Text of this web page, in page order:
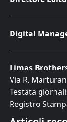
Digital
Limas
Via R.
Testata
Registro